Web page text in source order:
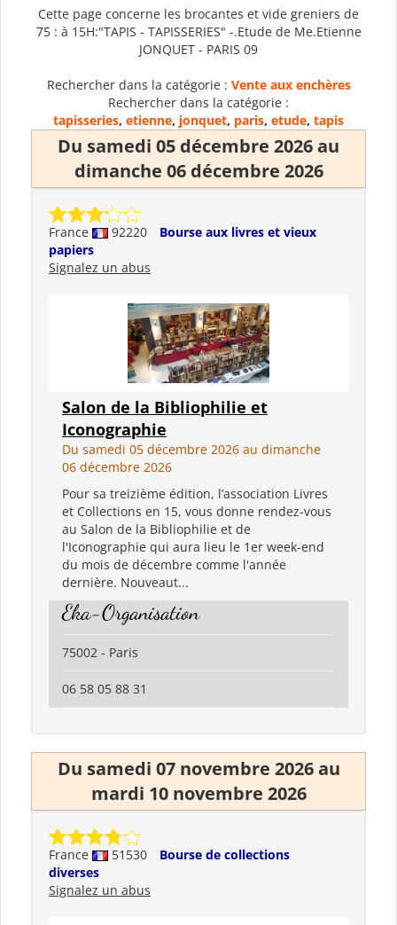
Cette page concerne les brocantes et vide greniers de
75 : à 15H:"TAPIS - TAPISSERIES" -.Etude de Me.Etienne
JONQUET - PARIS 09
Rechercher dans la catégorie : Vente aux enchères
Rechercher dans la catégorie :
tapisseries, etienne, jonquet, paris, etude, tapis
Du samedi 05 décembre 2026 au
dimanche 06 décembre 2026
France 92220
Bourse aux livres et vieux
papiers
Signalez un abus
Salon de la Bibliophilie et
Iconographie
Du samedi 05 décembre 2026 au dimanche
06 décembre 2026
Pour sa treizième édition, l’association Livres
et Collections en 15, vous donne rendez-vous
au Salon de la Bibliophilie et de
l'Iconographie qui aura lieu le 1er week-end
du mois de décembre comme l'année
dernière. Nouveaut...
Eka-Organisation
75002 - Paris
06 58 05 88 31
Du samedi 07 novembre 2026 au
mardi 10 novembre 2026
France 51530
Bourse de collections
diverses
Signalez un abus